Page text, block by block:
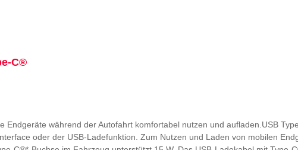
C®
Endgeräte während der Autofahrt komfortabel nutzen und aufladen.USB
oder der USB-Ladefunktion. Zum Nutzen und Laden von mobilen